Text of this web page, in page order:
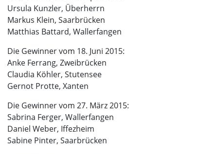
Ursula Kunzler, Überherrn
Markus Klein, Saarbrücken
Matthias Battard, Wallerfangen
Die Gewinner vom 18. Juni 2015:
Anke Ferrang, Zweibrücken
Claudia Köhler, Stutensee
Gernot Protte, Xanten
Die Gewinner vom 27. März 2015:
Sabrina Ferger, Wallerfangen
Daniel Weber, Iffezheim
Sabine Pinter, Saarbrücken